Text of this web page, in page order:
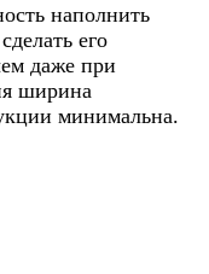
наполнить
его
даже при
ширина
минимальна.